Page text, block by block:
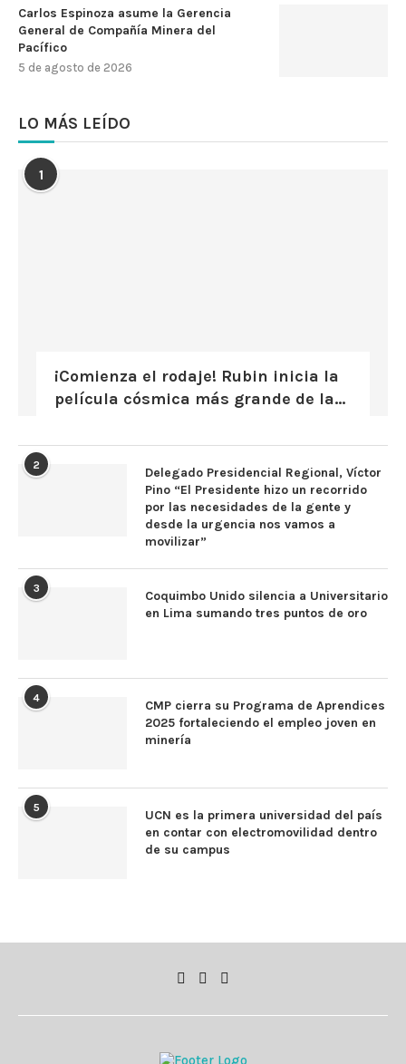
Carlos Espinoza asume la Gerencia
General de Compañía Minera del
Pacífico
5 de agosto de 2026
LO MÁS LEÍDO
1
¡Comienza el rodaje! Rubin inicia la
película cósmica más grande de la...
2
Delegado Presidencial Regional, Víctor
Pino “El Presidente hizo un recorrido
por las necesidades de la gente y
desde la urgencia nos vamos a
movilizar”
3
Coquimbo Unido silencia a Universitario
en Lima sumando tres puntos de oro
4
CMP cierra su Programa de Aprendices
2025 fortaleciendo el empleo joven en
minería
5
UCN es la primera universidad del país
en contar con electromovilidad dentro
de su campus